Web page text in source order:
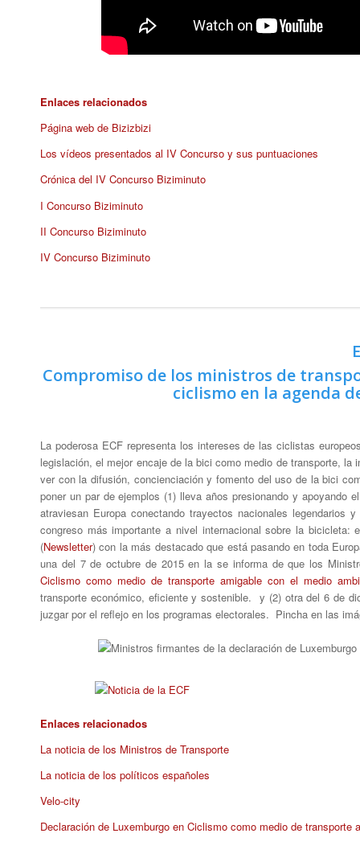
Enlaces relacionados
Página web de Bizizbizi
Los vídeos presentados al IV Concurso y sus puntuaciones
Crónica del IV Concurso Biziminuto
I Concurso Biziminuto
II Concurso Biziminuto
IV Concurso Biziminuto
Compromiso de los ministros de
ciclismo en la agenda
La poderosa ECF representa los intereses de las ciclistas
legislación, el mejor encaje de la bici como medio de transporte,
ver con la difusión, concienciación y fomento del uso de la bici
poner un par de ejemplos (1) lleva años presionando y apoyando
atraviesan Europa conectando trayectos nacionales
congreso más importante a nivel internacional sobre la bicicleta:
(Newsletter) con la más destacado que está pasando en toda
una del 7 de octubre de 2015 en la se informa de que los
Ciclismo como medio de transporte amigable con el medio
transporte económico, eficiente y sostenible. y (2) otra del 6 de
juzgar por el reflejo en los programas electorales. Pincha en las
Enlaces relacionados
La noticia de los Ministros de Transporte
La noticia de los políticos españoles
Velo-city
Declaración de Luxemburgo en Ciclismo como medio de transporte